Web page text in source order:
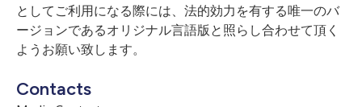
としてご利用になる際には、法的効力を有する唯一のバ
ージョンであるオリジナル言語版と照らし合わせて頂く
ようお願い致します。
Contacts